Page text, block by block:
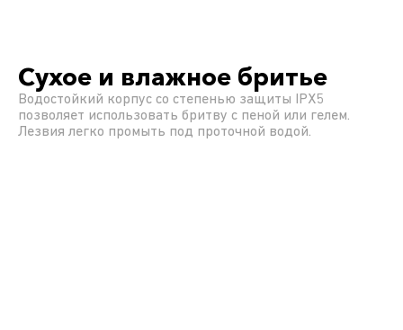
Сухое и влажное бритье
Водостойкий корпус со степенью защиты IPX5
позволяет использовать бритву с пеной или гелем.
Лезвия легко промыть под проточной водой.